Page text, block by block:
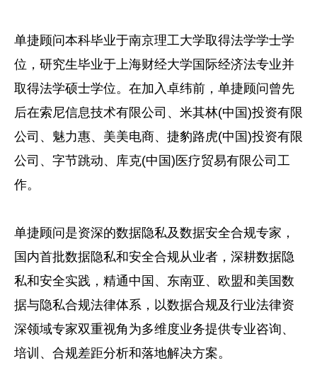
单捷顾问本科毕业于南京理工大学取得法学学士学
位，研究生毕业于上海财经大学国际经济法专业并
取得法学硕士学位。在加入卓纬前，单捷顾问曾先
后在索尼信息技术有限公司、米其林(中国)投资有限
公司、魅力惠、美美电商、捷豹路虎(中国)投资有限
公司、字节跳动、库克(中国)医疗贸易有限公司工
作。
单捷顾问是资深的数据隐私及数据安全合规专家，
国内首批数据隐私和安全合规从业者，深耕数据隐
私和安全实践，精通中国、东南亚、欧盟和美国数
据与隐私合规法律体系，以数据合规及行业法律资
深领域专家双重视角为多维度业务提供专业咨询、
培训、合规差距分析和落地解决方案。